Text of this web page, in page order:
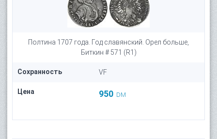
Полтина 1707 года. Год славянский. Орел больше,
Биткин # 571 (R1)
Сохранность VF
Цена 950 DM